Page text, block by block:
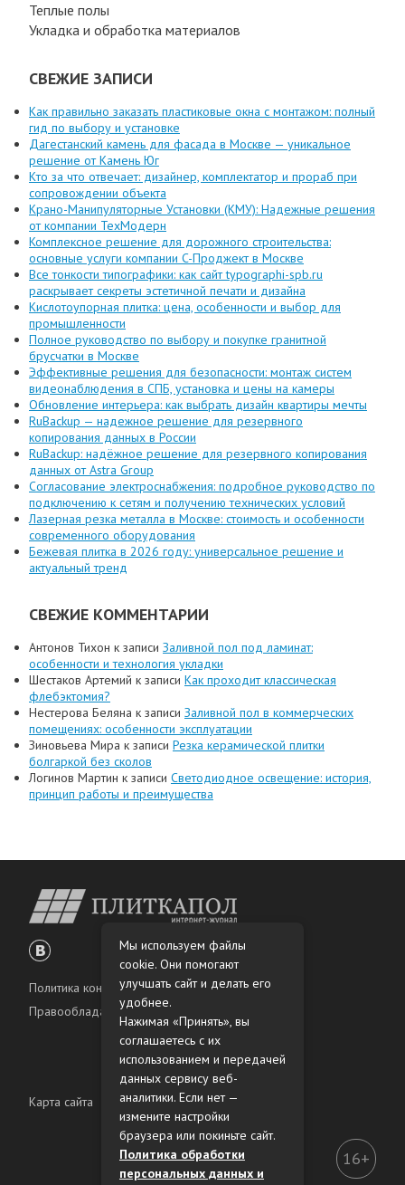
Теплые полы
Укладка и обработка материалов
СВЕЖИЕ ЗАПИСИ
Как правильно заказать пластиковые окна с монтажом: полный
гид по выбору и установке
Дагестанский камень для фасада в Москве — уникальное
решение от Камень Юг
Кто за что отвечает: дизайнер, комплектатор и прораб при
сопровождении объекта
Крано-Манипуляторные Установки (КМУ): Надежные решения
от компании ТехМодерн
Комплексное решение для дорожного строительства:
основные услуги компании C-Проджект в Москве
Все тонкости типографики: как сайт typographi-spb.ru
раскрывает секреты эстетичной печати и дизайна
Кислотоупорная плитка: цена, особенности и выбор для
промышленности
Полное руководство по выбору и покупке гранитной
брусчатки в Москве
Эффективные решения для безопасности: монтаж систем
видеонаблюдения в СПБ, установка и цены на камеры
Обновление интерьера: как выбрать дизайн квартиры мечты
RuBackup — надежное решение для резервного
копирования данных в России
RuBackup: надёжное решение для резервного копирования
данных от Astra Group
Согласование электроснабжения: подробное руководство по
подключению к сетям и получению технических условий
Лазерная резка металла в Москве: стоимость и особенности
современного оборудования
Бежевая плитка в 2026 году: универсальное решение и
актуальный тренд
СВЕЖИЕ КОММЕНТАРИИ
Антонов Тихон к записи Заливной пол под ламинат:
особенности и технология укладки
Шестаков Артемий к записи Как проходит классическая
флебэктомия?
Нестерова Беляна к записи Заливной пол в коммерческих
помещениях: особенности эксплуатации
Зиновьева Мира к записи Резка керамической плитки
болгаркой без сколов
Логинов Мартин к записи Светодиодное освещение: история,
принцип работы и преимущества
Политика конфиденциальности
Правообладателям
Карта сайта
16+
Мы используем файлы
cookie. Они помогают
улучшать сайт и делать его
удобнее.
Нажимая «Принять», вы
соглашаетесь с их
использованием и передачей
данных сервису веб-
аналитики. Если нет —
измените настройки
браузера или покиньте сайт.
Политика обработки
персональных данных и